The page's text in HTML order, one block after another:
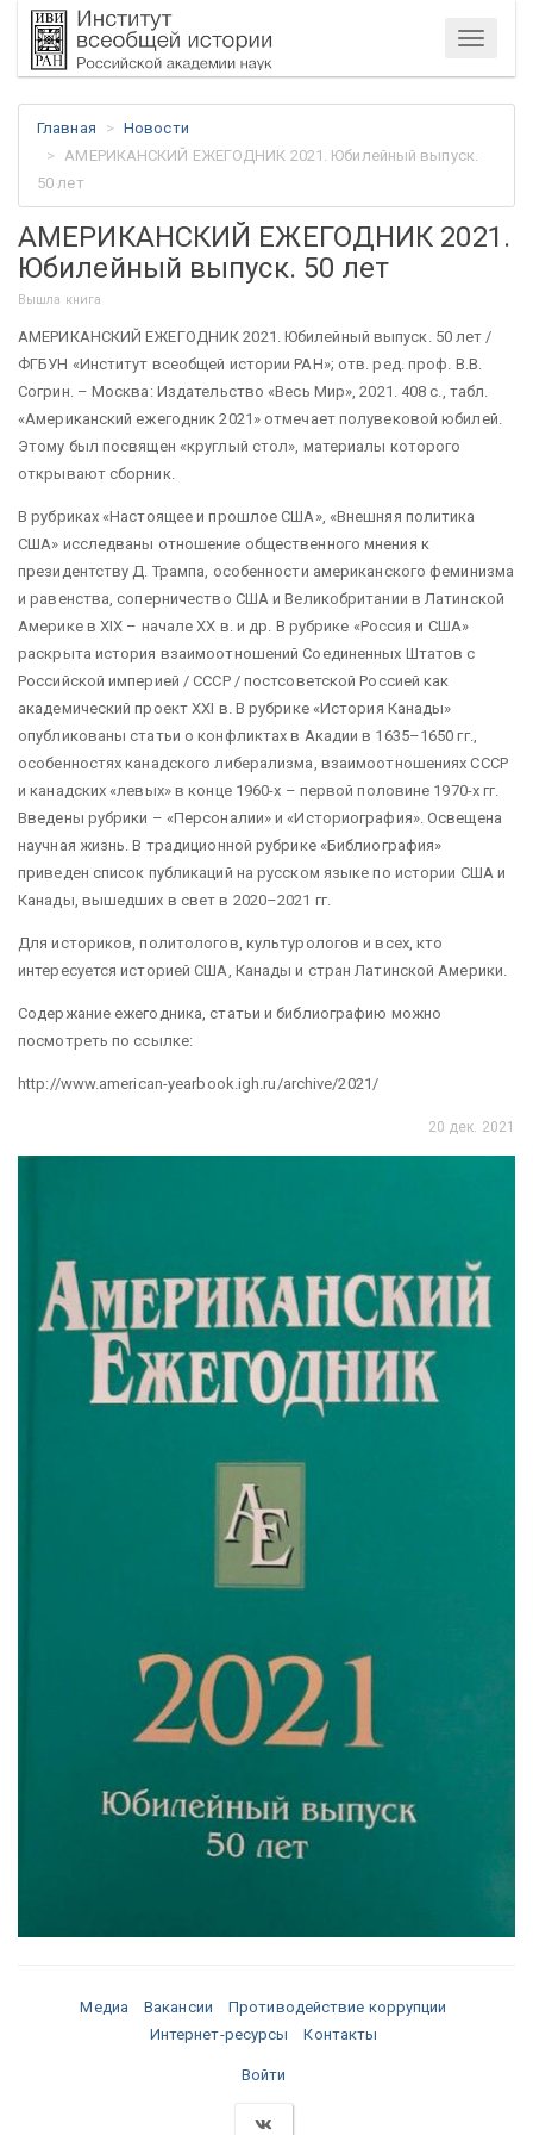
Меню
Главная
Новости
АМЕРИКАНСКИЙ ЕЖЕГОДНИК 2021. Юбилейный выпуск.
50 лет
АМЕРИКАНСКИЙ ЕЖЕГОДНИК 2021.
Юбилейный выпуск. 50 лет
Вышла книга
АМЕРИКАНСКИЙ ЕЖЕГОДНИК 2021. Юбилейный выпуск. 50 лет /
ФГБУН «Институт всеобщей истории РАН»; отв. ред. проф. В.В.
Согрин. – Москва: Издательство «Весь Мир», 2021. 408 с., табл.
«Американский ежегодник 2021» отмечает полувековой юбилей.
Этому был посвящен «круглый стол», материалы которого
открывают сборник.
В рубриках «Настоящее и прошлое США», «Внешняя политика
США» исследваны отношение общественного мнения к
президентству Д. Трампа, особенности американского феминизма
и равенства, соперничество США и Великобритании в Латинской
Америке в XIX – начале XX в. и др. В рубрике «Россия и США»
раскрыта история взаимоотношений Соединенных Штатов с
Российской империей / CCCP / постсоветской Россией как
академический проект XXI в. В рубрике «История Канады»
опубликованы статьи о конфликтах в Акадии в 1635–1650 гг.,
особенностях канадского либерализма, взаимоотношениях СССР
и канадских «левых» в конце 1960-х – первой половине 1970-х гг.
Введены рубрики – «Персоналии» и «Историография». Освещена
научная жизнь. В традиционной рубрике «Библиография»
приведен список публикаций на русском языке по истории США и
Канады, вышедших в свет в 2020–2021 гг.
Для историков, политологов, культурологов и всех, кто
интересуется историей США, Канады и стран Латинской Америки.
Содержание ежегодника, статьи и библиографию можно
посмотреть по ссылке:
http://www.american-yearbook.igh.ru/archive/2021/
20 дек. 2021
Медиа Вакансии
Противодействие коррупции
Интернет-ресурсы
Контакты
Войти